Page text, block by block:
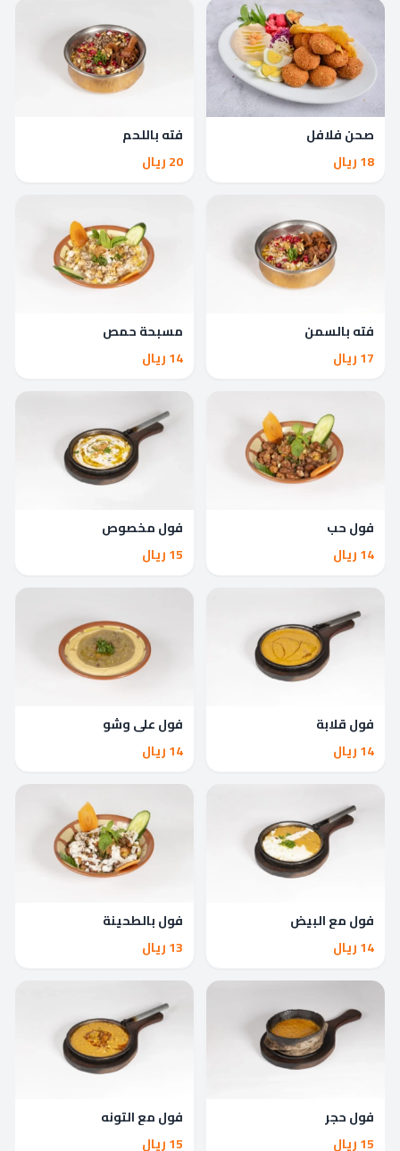
صحن فلافل
18 ريال
فته باللحم
20 ريال
فته بالسمن
17 ريال
مسبحة حمص
14 ريال
فول حب
14 ريال
فول مخصوص
15 ريال
فول قلابة
14 ريال
فول على وشو
14 ريال
فول مع البيض
14 ريال
فول بالطحينة
13 ريال
فول حجر
15 ريال
فول مع التونه
15 ريال